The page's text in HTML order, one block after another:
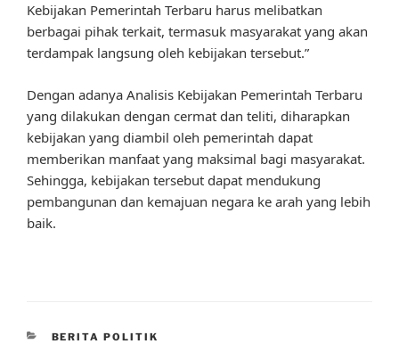
Kebijakan Pemerintah Terbaru harus melibatkan
berbagai pihak terkait, termasuk masyarakat yang akan
terdampak langsung oleh kebijakan tersebut.”
Dengan adanya Analisis Kebijakan Pemerintah Terbaru
yang dilakukan dengan cermat dan teliti, diharapkan
kebijakan yang diambil oleh pemerintah dapat
memberikan manfaat yang maksimal bagi masyarakat.
Sehingga, kebijakan tersebut dapat mendukung
pembangunan dan kemajuan negara ke arah yang lebih
baik.
CATEGORIES
BERITA POLITIK